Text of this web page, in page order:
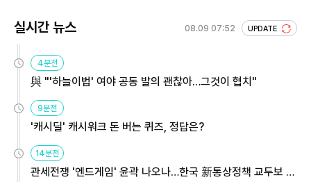
실시간 뉴스 08.09 07:52 UPDATE
4분전
與 "'하늘이법' 여야 공동 발의 괜찮아…그것이 협치"
9분전
'캐시딜' 캐시워크 돈 버는 퀴즈, 정답은?
14분전
관세전쟁 '엔드게임' 윤곽 나오나…한국 新통상정책 교두보 활